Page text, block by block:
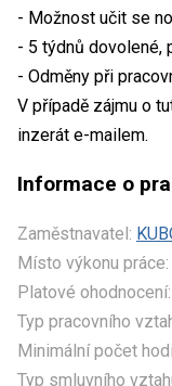
- Možnost učit se
- 5 týdnů dovolené,
- Odměny při
V případě zájmu o
inzerát e-mailem.
Informace o
Zaměstnavatel:
Místo výkonu práce:
Platové ohodnocení:
Typ pracovního
Minimální počet
Typ smluvního